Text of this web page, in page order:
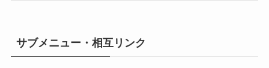
サブメニュー・相互リンク